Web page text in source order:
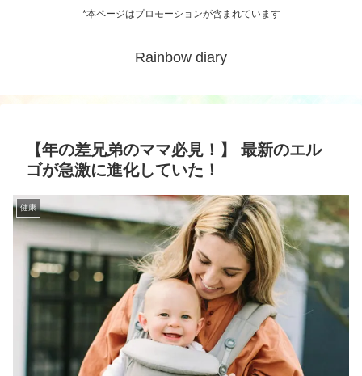
*本ページはプロモーションが含まれています
Rainbow diary
【年の差兄弟のママ必見！】 最新のエル
ゴが急激に進化していた！
健康